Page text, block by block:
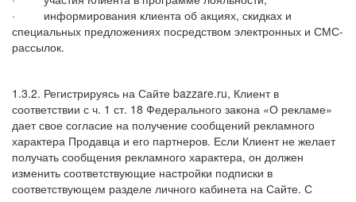
·
информирования клиента об акциях, скидках и
специальных предложениях посредством электронных и СМС-
рассылок.
1.3.2. Регистрируясь на Сайте bazzare.ru, Клиент в
соответствии с ч. 1 ст. 18 Федерального закона «О рекламе»
дает свое согласие на получение сообщений рекламного
характера Продавца и его партнеров. Если Клиент не желает
получать сообщения рекламного характера, он должен
изменить соответствующие настройки подписки в
соответствующем разделе личного кабинета на Сайте. С